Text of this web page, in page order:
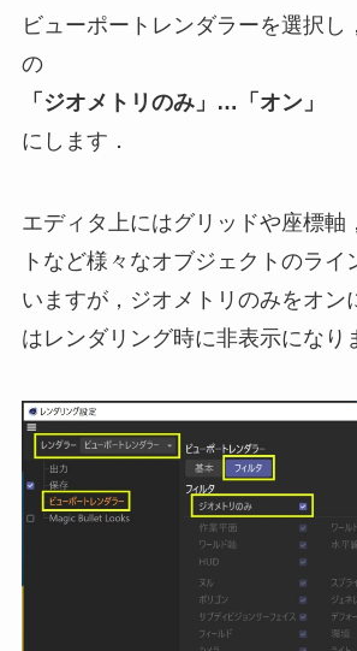
ビューポートレンダラーを選択し
の
「ジオメトリのみ」…「オン」
にします．
エディタ上にはグリッドや座標軸
トなど様々なオブジェクトのライ
いますが，ジオメトリのみをオン
はレンダリング時に非表示になり